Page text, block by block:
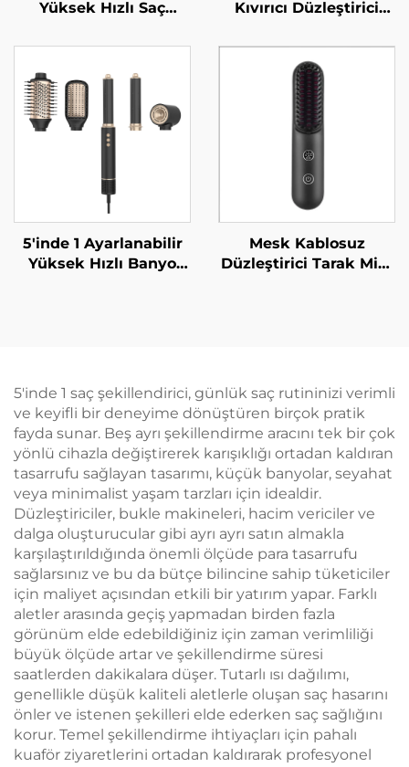
Yüksek Hızlı Saç
Milyon/adet/m³
Plazma 4 Isıtma Ayarı
Hafif Mini Saç
Kurutma Makinesi
Kıvırıcı Düzleştirici
Rulo Dalgalayıcı
Şekillendirme Araçları
Saç Kıvırıcılar
Elektrikli Saç Kıvırıcı
5'inde 1 Ayarlanabilir
Yüksek Hızlı Banyo
Mesk Kablosuz
Düzleştirici Tarak Mini
5'inde 1 saç şekillendirici, günlük saç rutininizi verimli
ve keyifli bir deneyime dönüştüren birçok pratik
fayda sunar. Beş ayrı şekillendirme aracını tek bir çok
yönlü cihazla değiştirerek karışıklığı ortadan kaldıran
tasarrufu sağlayan tasarımı, küçük banyolar, seyahat
veya minimalist yaşam tarzları için idealdir.
Düzleştiriciler, bukle makineleri, hacim vericiler ve
dalga oluşturucular gibi ayrı ayrı satın almakla
karşılaştırıldığında önemli ölçüde para tasarrufu
sağlarsınız ve bu da bütçe bilincine sahip tüketiciler
için maliyet açısından etkili bir yatırım yapar. Farklı
aletler arasında geçiş yapmadan birden fazla
görünüm elde edebildiğiniz için zaman verimliliği
büyük ölçüde artar ve şekillendirme süresi
saatlerden dakikalara düşer. Tutarlı ısı dağılımı,
genellikle düşük kaliteli aletlerle oluşan saç hasarını
önler ve istenen şekilleri elde ederken saç sağlığını
korur. Temel şekillendirme ihtiyaçları için pahalı
kuaför ziyaretlerini ortadan kaldırarak profesyonel